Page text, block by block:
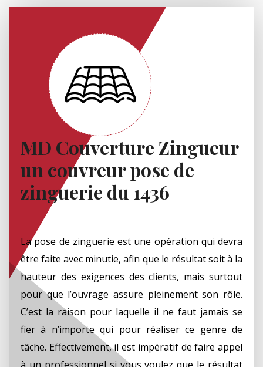
MD Couverture Zingueur
un couvreur pose de
zinguerie du 1436
La pose de zinguerie est une opération qui devra
être faite avec minutie, afin que le résultat soit à la
hauteur des exigences des clients, mais surtout
pour que l’ouvrage assure pleinement son rôle.
C’est la raison pour laquelle il ne faut jamais se
fier à n’importe qui pour réaliser ce genre de
tâche. Effectivement, il est impératif de faire appel